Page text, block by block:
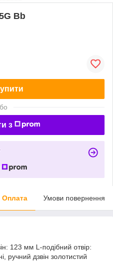
Bb
з
Оплата Умови повернення
123 мм L-подібний отвір:
ручний дзвін золотистий